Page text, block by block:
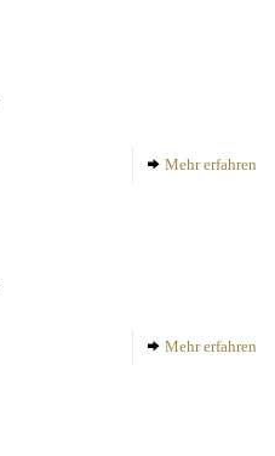
Mehr erfahren
Mehr erfahren